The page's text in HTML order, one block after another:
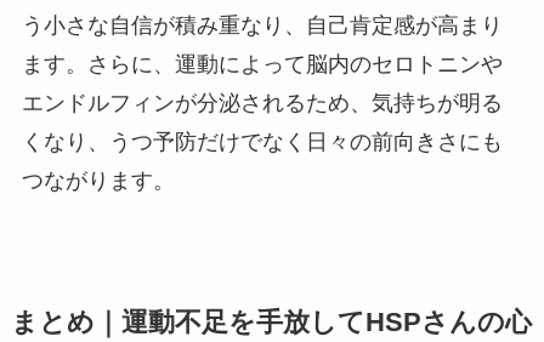
う小さな自信が積み重なり、自己肯定感が高まり
ます。さらに、運動によって脳内のセロトニンや
エンドルフィンが分泌されるため、気持ちが明る
くなり、うつ予防だけでなく日々の前向きさにも
つながります。
まとめ｜運動不足を手放してHSPさんの心